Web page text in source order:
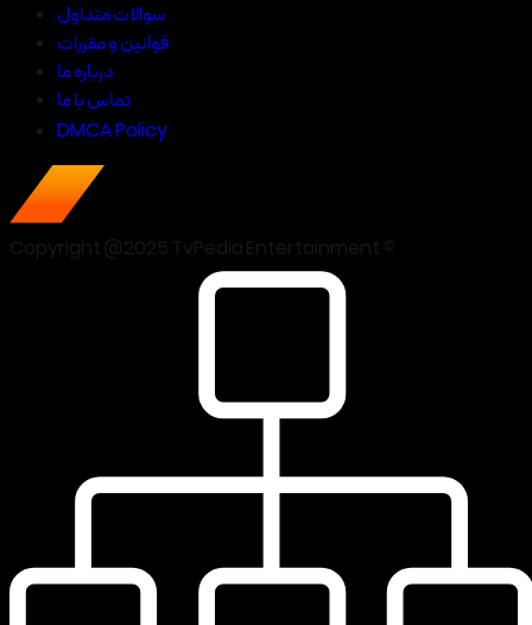
سوالات متداول
قوانین و مقررات
درباره ما
تماس با ما
DMCA Policy